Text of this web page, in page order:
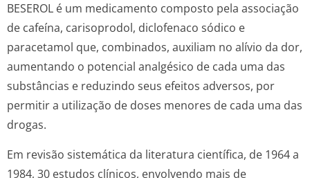
BESEROL é um medicamento composto pela associação
de cafeína, carisoprodol, diclofenaco sódico e
paracetamol que, combinados, auxiliam no alívio da dor,
aumentando o potencial analgésico de cada uma das
substâncias e reduzindo seus efeitos adversos, por
permitir a utilização de doses menores de cada uma das
drogas.
Em revisão sistemática da literatura científica, de 1964 a
1984, 30 estudos clínicos, envolvendo mais de